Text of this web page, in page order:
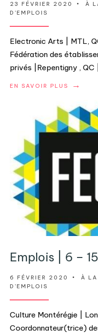
23 FÉVRIER 2020 • À
D'EMPLOIS
Electronic Arts | MTL,
Fédération des
privés |Repentigny , QC
EN SAVOIR PLUS →
Emplois | 6 –
6 FÉVRIER 2020 • À LA
D'EMPLOIS
Culture Montérégie |
Coordonnateur(trice)